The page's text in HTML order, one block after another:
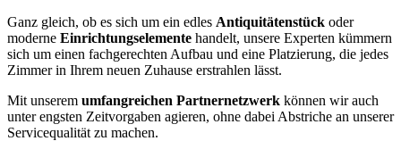
Ganz gleich, ob es sich um ein edles Antiquitätenstück oder
moderne Einrichtungselemente handelt, unsere Experten kümmern
sich um einen fachgerechten Aufbau und eine Platzierung, die jedes
Zimmer in Ihrem neuen Zuhause erstrahlen lässt.
Mit unserem umfangreichen Partnernetzwerk können wir auch
unter engsten Zeitvorgaben agieren, ohne dabei Abstriche an unserer
Servicequalität zu machen.